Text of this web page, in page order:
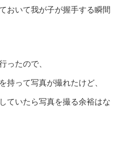
おいて我が子が握手する瞬間
ったので、
持って写真が撮れたけど、
ていたら写真を撮る余裕はな